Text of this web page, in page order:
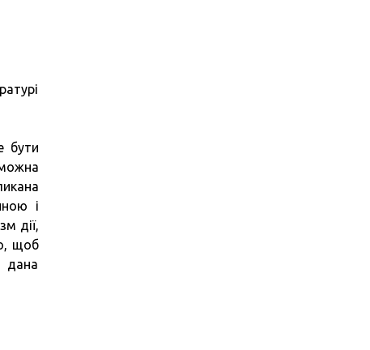
бути
і
дії,
щоб
дана